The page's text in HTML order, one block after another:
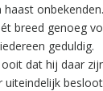
onbekenden.
breed genoeg
geduldig.
dat hij daar
uiteindelijk besloot